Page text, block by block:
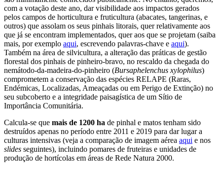
com a votação deste ano, dar visibilidade aos impactos gerados
pelos campos de horticultura e fruticultura (abacates, tangerinas, e
outros) que assolam os seus pinhais litorais, quer relativamente aos
que já se encontram implementados, quer aos que se projetam (saiba
mais, por exemplo aqui, escrevendo palavras-chave e aqui).
Também na área de silvicultura, a alteração das práticas de gestão
florestal dos pinhais de pinheiro-bravo, no rescaldo da chegada do
nemátodo-da-madeira-do-pinheiro (Bursaphelenchus xylophilus)
comprometem a conservação das espécies RELAPE (Raras,
Endémicas, Localizadas, Ameaçadas ou em Perigo de Extinção) no
seu subcoberto e a integridade paisagística de um Sítio de
Importância Comunitária.
Calcula-se que mais de 1200 ha de pinhal e matos tenham sido
destruídos apenas no período entre 2011 e 2019 para dar lugar a
culturas intensivas (veja a comparação de imagem aérea aqui e nos
slides seguintes), incluindo pomares de fruteiras e unidades de
produção de hortícolas em áreas de Rede Natura 2000.